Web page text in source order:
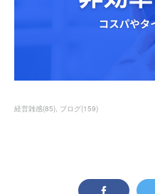
経営雑感(85) ブログ(159)